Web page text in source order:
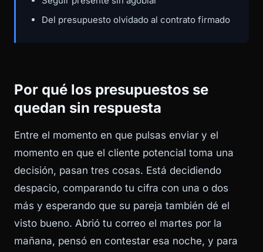
Del presupuesto olvidado al contrato firmado
Por qué los presupuestos se
quedan sin respuesta
Entre el momento en que pulsas enviar y el
momento en que el cliente potencial toma una
decisión, pasan tres cosas. Está decidiendo
despacio, comparando tu cifra con una o dos
más y esperando que su pareja también dé el
visto bueno. Abrió tu correo el martes por la
mañana, pensó en contestar esa noche, y para